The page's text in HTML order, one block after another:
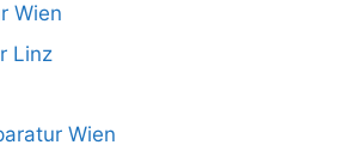
Wien
Linz
Wien